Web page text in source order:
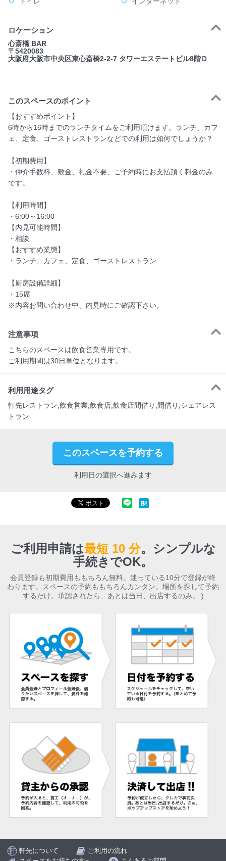
ロケーション
心斎橋 BAR
〒5420083
大阪府大阪市中央区東心斎橋2-2-7 タワーエステートビル8階Ｄ
このスペースのポイント
【おすすめポイント】
6時から16時までのランチタイムをご利用頂けます。ランチ、カフ
ェ、定食、ゴーストレストランなどでの利用は如何でしょうか？
【初期費用】
・仲介手数料、敷金、礼金不要、ご予約時にお支払頂く料金のみ
です。
【利用時間】
・6:00～16:00
【内見可能時間】
・相談
【おすすめ業態】
・ランチ、カフェ、定食、ゴーストレストラン
【厨房設備詳細】
・15席
※内容お問い合わせ中、内見時にご確認下さい。
注意事項
こちらのスペースは飲食営業専用です。
ご利用期間は30日単位となります。
利用用途タグ
軒先レストラン,飲食営業,飲食店,飲食店間借り,間借り,シェアレス
トラン
このスペースを予約する
利用日の選択へ進みます
ご利用申請は最短 10 分。 シンプルな
手続きでOK。
会員登録も初期費用ももちろん無料。迷っている10分で登録が終
わります。スペースの予約ももちろんカンタン。場所を探して予約
するだけ。承認されたら、あとは当日、出店するのみ。:)
軒先について
ご利用の流れ